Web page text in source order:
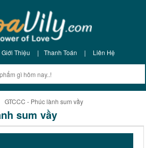
Giới Thiệu | Thanh Toán | Liên Hệ
GTCCC - Phúc lành sum vầy
sum vầy